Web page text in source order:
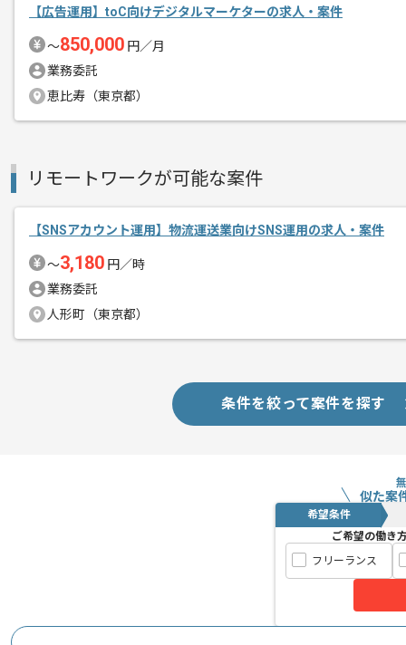
【広告運用】toC向けデジタルマーケターの求人・案件
〜850,000 円／月
業務委託
恵比寿（東京都）
リモートワークが可能な案件
【SNSアカウント運用】物流運送業向けSNS運用の求人・案件
〜3,180 円／時
業務委託
人形町（東京都）
条件を絞って案件を探す
似た案
希望条件
ご希望の働き
フリーランス